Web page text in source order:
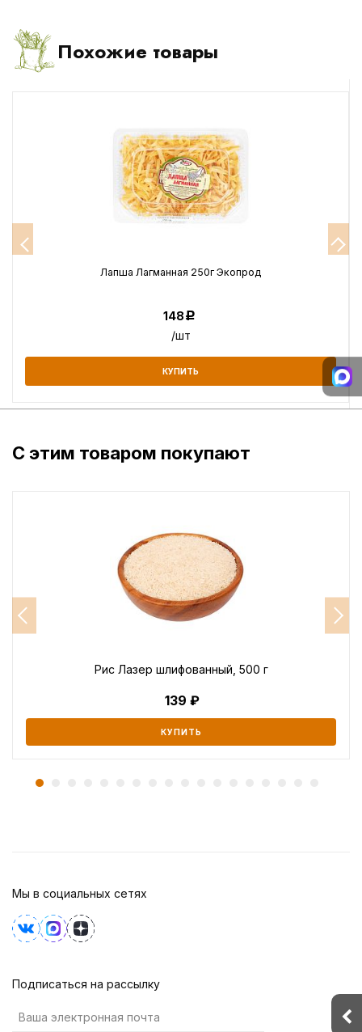
Похожие товары
Лапша Лагманная 250г Экопрод
148Р
/шт
КУПИТЬ
С этим товаром покупают
Рис Лазер шлифованный, 500 г
139
КУПИТЬ
Мы в социальных сетях
Подписаться на рассылку